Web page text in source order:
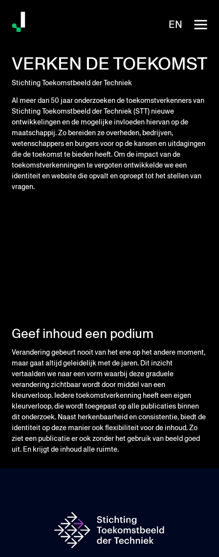
VERKEN DE TOEKOMST
Stichting Toekomstbeeld der Techniek
Al meer dan 50 jaar onderzoeken de toekomstverkenners van
Stichting Toekomstbeeld der Techniek (STT) nieuwe
ontwikkelingen en de mogelijke invloeden hiervan op de
maatschappij. Zo bereiden ze overheden, bedrijven,
wetenschappers en burgers voor op de kansen en uitdagingen
die de toekomst te bieden heeft. Om de impact van de
toekomstverkenningen te vergoten ontwikkelde we een
identiteit en website die opvalt en oproept tot het stellen van
vragen.
Geef inhoud een podium
Verandering gebeurt nooit van het ene op het andere moment,
maar gaat altijd geleidelijk met de jaren. Dit inzicht
vertaalden we naar een vorm waarbij deze graduele
verandering zichtbaar wordt door middel van een
kleurverloop. Iedere toekomstverkenning heeft een eigen
kleurverloop, die wordt toegepast op alle publicaties binnen
dit onderzoek. Naast herkenbaarheid en consistentie, biedt de
identiteit op deze manier ook flexibiliteit voor de inhoud. Zo
ziet een publicatie er ook zonder het gebruik van beeld goed
uit. En krijgt de inhoud alle ruimte.
EN